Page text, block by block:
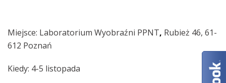
Miejsce: Laboratorium Wyobraźni PPNT, Rubież 46, 61-
612 Poznań
Kiedy: 4-5 listopada